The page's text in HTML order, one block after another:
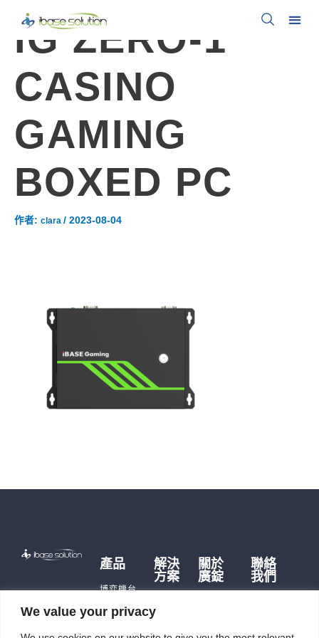
We value your privacy
IG ZERO-1
CASINO
GAMING
BOXED PC
作者: clara / 2023-08-04
產品
博弈機台
遊戲主機
解決
方案
體
關於
廣錠
聯絡
我們